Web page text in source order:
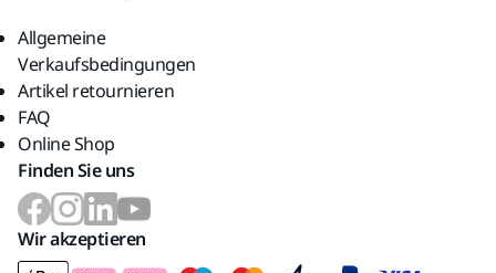
Allgemeine
Verkaufsbedingungen
Artikel retournieren
FAQ
Online Shop
Finden Sie uns
Wir akzeptieren